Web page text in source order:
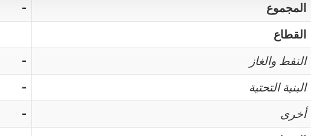
المجموع -
القطاع
النفط والغاز
-
البنية التحتية
-
أخرى
-